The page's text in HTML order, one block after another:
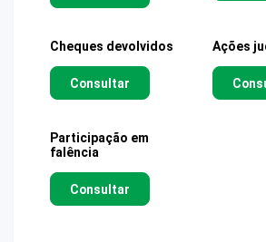
Cheques devolvidos
Consultar
Ações
Participação em
falência
Consultar